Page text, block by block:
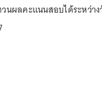
นผลคะแนนสอบได้ระหว่า